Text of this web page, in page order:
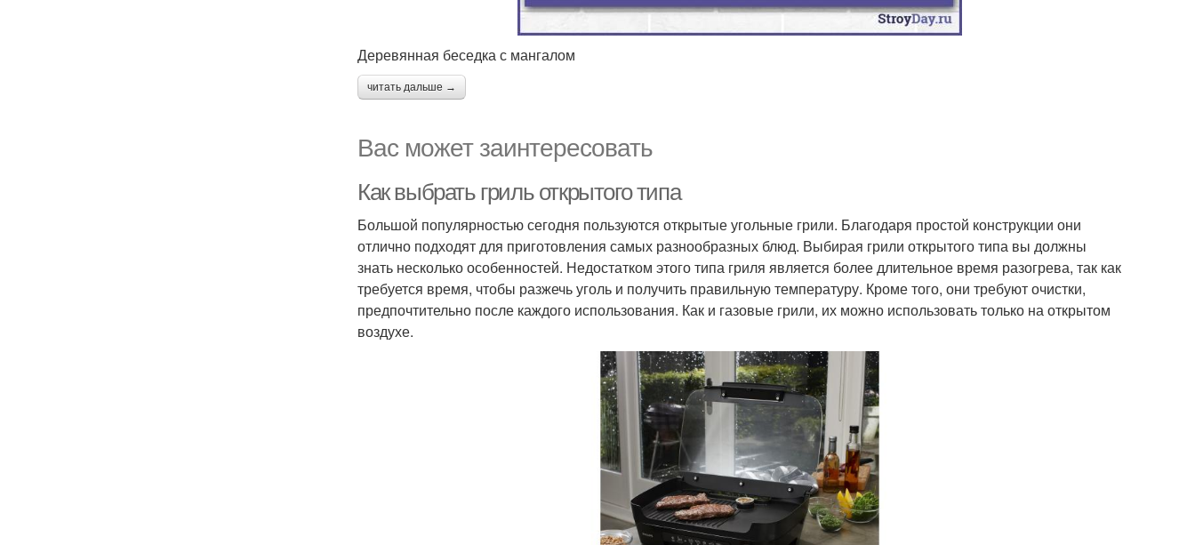
Деревянная беседка с мангалом
читать дальше →
Вас может заинтересовать
Как выбрать гриль открытого типа
Большой популярностью сегодня пользуются открытые угольные грили. Благодаря простой конструкции они
отлично подходят для приготовления самых разнообразных блюд. Выбирая грили открытого типа вы должны
знать несколько особенностей. Недостатком этого типа гриля является более длительное время разогрева, так как
требуется время, чтобы разжечь уголь и получить правильную температуру. Кроме того, они требуют очистки,
предпочтительно после каждого использования. Как и газовые грили, их можно использовать только на открытом
воздухе.